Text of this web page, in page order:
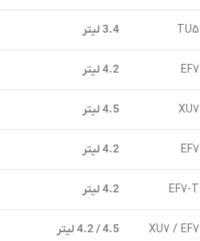
TU5 3.4 لیتر
EF7 4.2 لیتر
XU7 4.5 لیتر
EF7 4.2 لیتر
EF7-T 4.2 لیتر
XU7 / EF7 4.5 / 4.2 لیتر